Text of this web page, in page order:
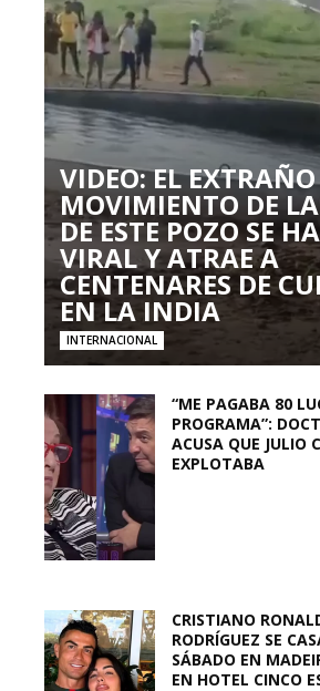
VIDEO: EL EXTRAÑO
MOVIMIENTO DE
DE ESTE POZO SE
VIRAL Y ATRAE A
CENTENARES DE
EN LA INDIA
INTERNACIONAL
“ME PAGABA 80
PROGRAMA”:
ACUSA QUE JULIO
EXPLOTABA
CRISTIANO
RODRÍGUEZ SE
SÁBADO EN
EN HOTEL CINCO